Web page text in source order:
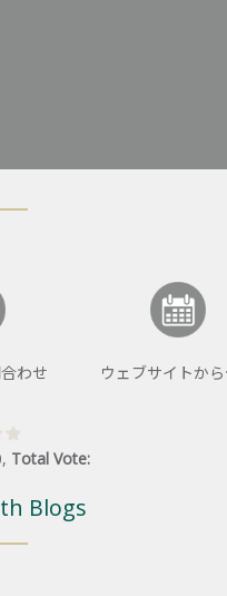
わせ ウェブサイトか
, Total Vote:
Blogs